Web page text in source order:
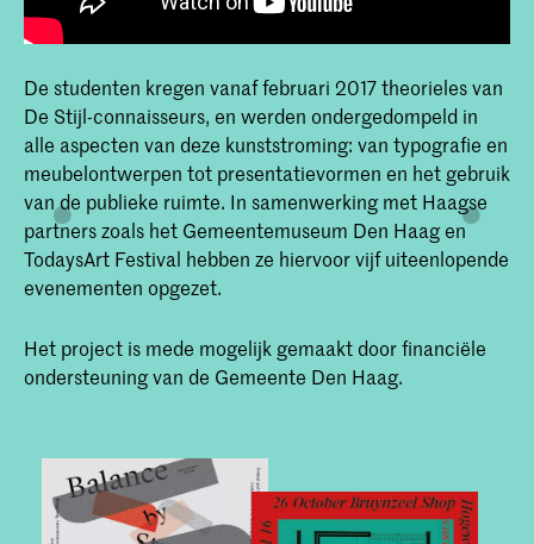
De studenten kregen vanaf februari 2017 theorieles van
De Stijl-connaisseurs, en werden ondergedompeld in
alle aspecten van deze kunststroming: van typografie en
meubelontwerpen tot presentatievormen en het gebruik
van de publieke ruimte. In samenwerking met Haagse
partners zoals het Gemeentemuseum Den Haag en
TodaysArt Festival hebben ze hiervoor vijf uiteenlopende
evenementen opgezet.
Het project is mede mogelijk gemaakt door financiële
ondersteuning van de Gemeente Den Haag.